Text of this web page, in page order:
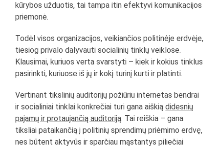
kūrybos užduotis, tai tampa itin efektyvi komunikacijos
priemonė.
Todėl visos organizacijos, veikiančios politinėje erdvėje,
tiesiog privalo dalyvauti socialinių tinklų veiklose.
Klausimai, kuriuos verta svarstyti – kiek ir kokius tinklus
pasirinkti, kuriuose iš jų ir kokį turinį kurti ir platinti.
Vertinant tikslinių auditorijų požiūriu internetas bendrai
ir socialiniai tinklai konkrečiai turi gana aiškiądidesnių
pajamų ir protaujančią auditoriją. Tai reiškia – gana
tiksliai pataikančią į politinių sprendimų priėmimo erdvę,
nes būtent aktyvūs ir sparčiau mąstantys piliečiai